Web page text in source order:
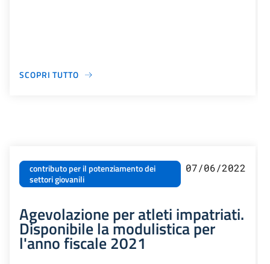
SCOPRI TUTTO
contributo per il potenziamento dei
settori giovanili
07/06/2022
Agevolazione per atleti impatriati.
Disponibile la modulistica per
l'anno fiscale 2021